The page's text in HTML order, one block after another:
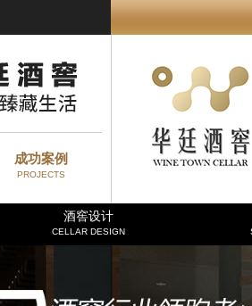
成功案例
PROJECTS
酒窖设计
CELLAR DESIGN